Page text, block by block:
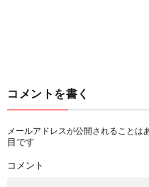
コメントを書く
メールアドレスが公開されることは
目です
コメント